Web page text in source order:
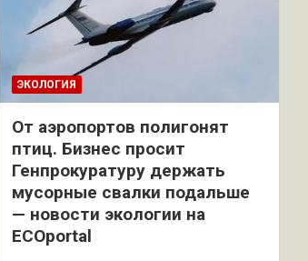
ЭКОЛОГИЯ
От аэропортов полигонят
птиц. Бизнес просит
Генпрокуратуру держать
мусорные свалки подальше
— новости экологии на
ECOportal